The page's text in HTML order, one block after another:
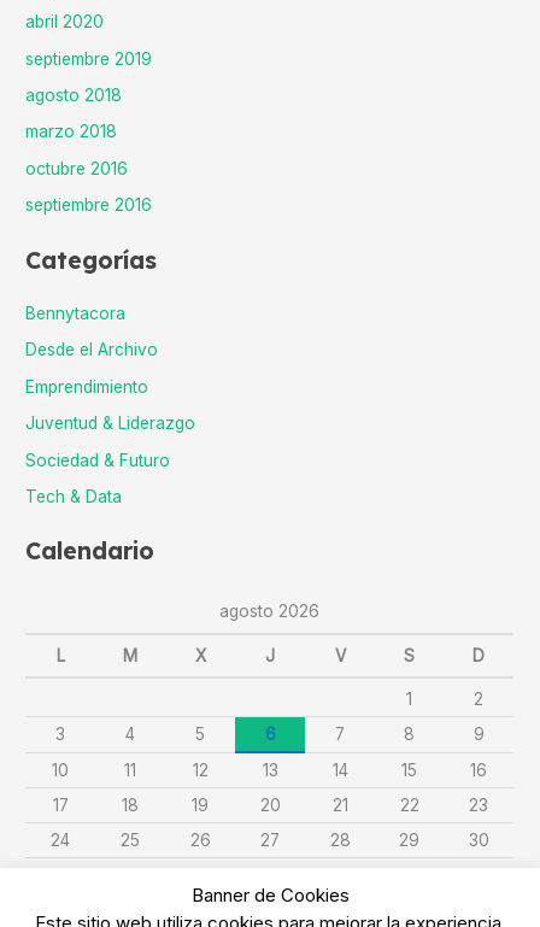
abril 2020
septiembre 2019
agosto 2018
marzo 2018
octubre 2016
septiembre 2016
Categorías
Bennytacora
Desde el Archivo
Emprendimiento
Juventud & Liderazgo
Sociedad & Futuro
Tech & Data
Calendario
agosto 2026
L M X J V S D
1
2
3
4 5 6 7 8
9
10
11 12 13 14 15
16
17
18 19 20 21 22
23
24
25 26 27 28 29
30
Banner de Cookies